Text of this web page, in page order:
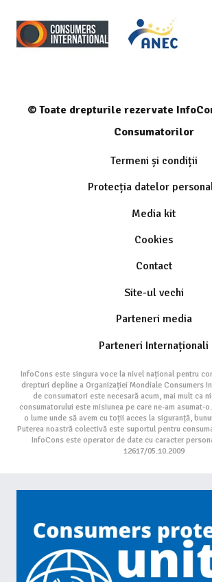
© Toate drepturile rezervate
Consumatorilor
Termeni și condiții
Protecția datelor
Media kit
Cookies
Contact
Site-ul vechi
Parteneri media
Parteneri Internaționali
InfoCons este singura voce la nivel național pentru
drepturi depline a Organizației Mondiale Consumers
de consumatori este necesară acum, mai mult ca
consumatorului este misiunea pe care ne-am asumat-
o lume unde să avem cu toții acces la siguranță,
Puterea noastră colectivă este suportul pentru
InfoCons este operator de date cu caracter
12617/05.10.2009